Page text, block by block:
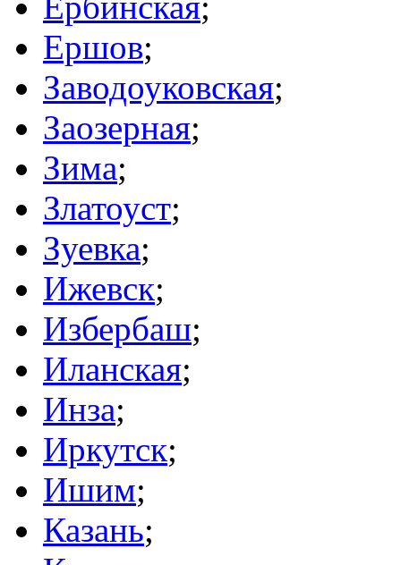
Ершов;
Заводоуковская;
Заозерная;
Зима;
Златоуст;
Зуевка;
Ижевск;
Избербаш;
Иланская;
Инза;
Иркутск;
Ишим;
Казань;